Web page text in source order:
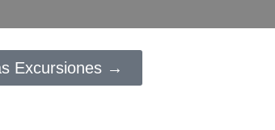
Excursiones →